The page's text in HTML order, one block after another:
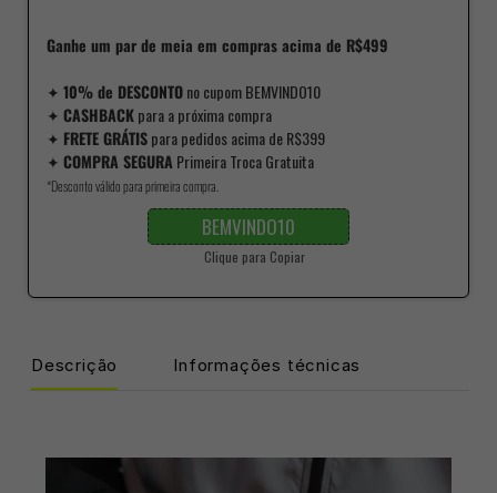
Ganhe um par de meia em compras acima de R$499
✦ 10% de DESCONTOno cupom BEMVINDO10
✦ CASHBACKpara a próxima compra
✦ FRETE GRÁTISpara pedidos acima de R$399
✦ COMPRA SEGURA Primeira Troca Gratuita
*Desconto válido para primeira compra.
BEMVINDO10
Clique para Copiar
Descrição Informações técnicas